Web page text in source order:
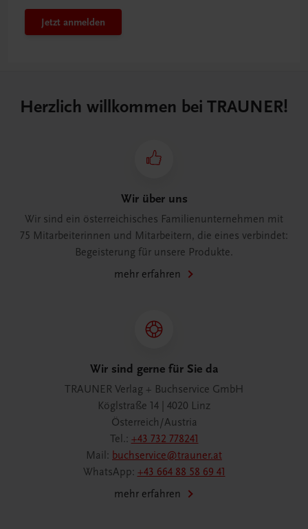
Jetzt anmelden
Herzlich willkommen bei TRAUNER!
Wir über uns
Wir sind ein österreichisches Familienunternehmen mit
75 Mitarbeiterinnen und Mitarbeitern, die eines verbindet:
Begeisterung für unsere Produkte.
mehr erfahren
Wir sind gerne für Sie da
TRAUNER Verlag + Buchservice GmbH
Köglstraße 14 | 4020 Linz
Österreich/Austria
Tel.: +43 732 778241
Mail: buchservice@trauner.at
WhatsApp: +43 664 88 58 69 41
mehr erfahren